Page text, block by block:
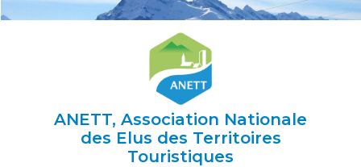
ANETT, Association Nationale
des Elus des Territoires
Touristiques